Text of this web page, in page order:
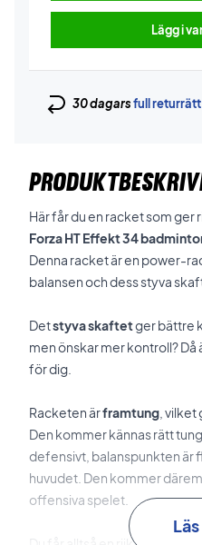
Lägg i
30 dagarsfull returrätt
Här får du en racket som ger
Forza HT Effekt 34
Denna racket är en power-
balansen och dess styva
Detstyva skaftetger bättre
men önskar mer kontroll?
för dig.
Racketen ärframtung ,
Den kommer kännas rätt
defensivt, balanspunkten är
huvudet. Den kommer
offensiva spelet.